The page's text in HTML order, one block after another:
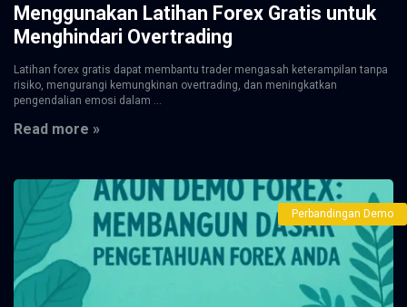
Menggunakan Latihan Forex Gratis untuk
Menghindari Overtrading
Latihan forex gratis dapat membantu trader mengasah keterampilan tanpa
risiko, mengurangi kemungkinan overtrading, dan meningkatkan
pengendalian emosi dalam ...
Read more »
Perbandingan Demo